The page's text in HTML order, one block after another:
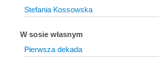
Stefania Kossowska
W sosie własnym
Pierwsza dekada